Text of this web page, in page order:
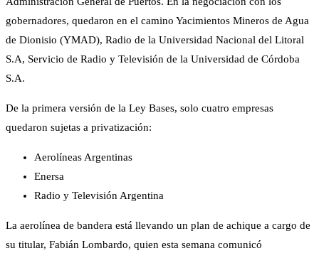
gobernadores, quedaron en el camino Yacimientos Mineros de Agua
de Dionisio (YMAD), Radio de la Universidad Nacional del Litoral
S.A, Servicio de Radio y Televisión de la Universidad de Córdoba
S.A.
De la primera versión de la Ley Bases, solo cuatro empresas
quedaron sujetas a privatización:
Aerolíneas Argentinas
Enersa
Radio y Televisión Argentina
La aerolínea de bandera está llevando un plan de achique a cargo de
su titular, Fabián Lombardo, quien esta semana comunicó